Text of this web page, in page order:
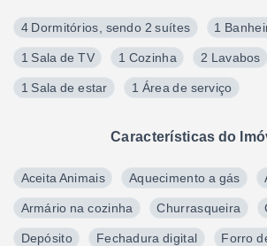
4 Dormitórios, sendo 2 suítes 1
1 Sala de TV 1 Cozinha 2 Lavabos
1 Sala de estar 1 Área de serviço
Características do
Aceita Animais Aquecimento a gás
Armário na cozinha Churrasqueira
Depósito Fechadura digital Forro